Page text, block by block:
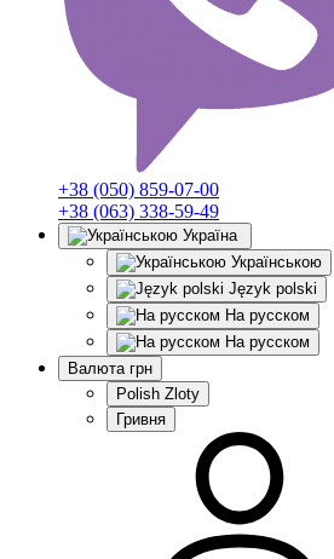
+38 (050) 859-07-00
+38 (063) 338-59-49
Україна
Українською
Język polski
На русском
На русском
Валюта грн
Polish Zloty
Гривня